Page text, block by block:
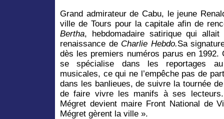
Grand admirateur de Cabu, le jeune
ville de Tours pour la capitale afin de
Bertha, hebdomadaire satirique qui
renaissance de Charlie Hebdo.Sa
dès les premiers numéros parus en 1992.
se spécialise dans les reportages
musicales, ce qui ne l’empêche pas de
dans les banlieues, de suivre la tournée
de faire vivre les manifs à ses
Mégret devient maire Front National de
Mégret gèrent la ville ».